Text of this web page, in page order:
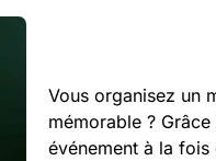
Vous organisez un
mémorable ?
événement à la